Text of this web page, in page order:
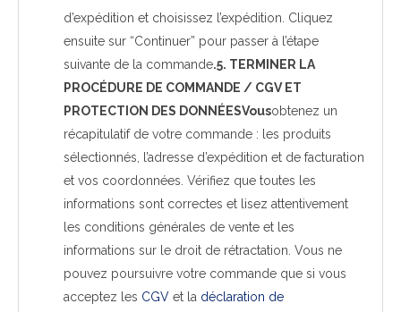
d’expédition et choisissez l’expédition. Cliquez
ensuite sur “Continuer” pour passer à l’étape
suivante de la commande.5. TERMINER LA
PROCÉDURE DE COMMANDE / CGV ET
PROTECTION DES DONNÉESVousobtenez un
récapitulatif de votre commande : les produits
sélectionnés, l’adresse d’expédition et de facturation
et vos coordonnées. Vérifiez que toutes les
informations sont correctes et lisez attentivement
les conditions générales de vente et les
informations sur le droit de rétractation. Vous ne
pouvez poursuivre votre commande que si vous
acceptez les CGV et la déclaration de